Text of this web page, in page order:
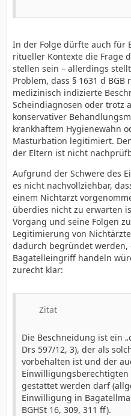
In der Folge dürfte auch für
ritueller Kontexte die Frage
stellen sein – allerdings
Problem, dass § 1631 d
medizinisch indizierte
Scheindiagnosen oder trotz
konservativer
krankhaftem Hygienewahn
Masturbation legitimiert.
der Eltern ist nicht
Aufgrund der Schwere des
es nicht nachvollziehbar,
einem Nichtarzt
überdies nicht zu erwarten
Vorgang und seine Folgen
Legitimierung von
dadurch begründet werden,
Bagatelleingriff handeln
zurecht klar:
Zitat
Die Beschneidung ist ein
Drs 597/12, 3), der als
vorbehalten ist und der
gestattet werden darf
Einwilligung in
BGHSt 16, 309, 311 ff).